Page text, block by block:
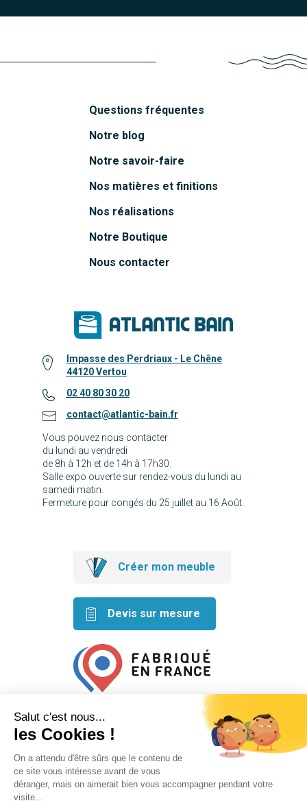
Questions fréquentes
Notre blog
Notre savoir-faire
Nos matières et finitions
Nos réalisations
Notre Boutique
Nous contacter
Impasse des Perdriaux - Le Chêne
44120 Vertou
02 40 80 30 20
contact@atlantic-bain.fr
Vous pouvez nous contacter
du lundi au vendredi
de 8h à 12h et de 14h à 17h30.
Salle expo ouverte sur rendez-vous du lundi au
samedi matin.
Fermeture pour congés du 25 juillet au 16 Août.
Créer mon meuble
Devis sur mesure
Retrouvez nos idées créatives
sur les réseaux